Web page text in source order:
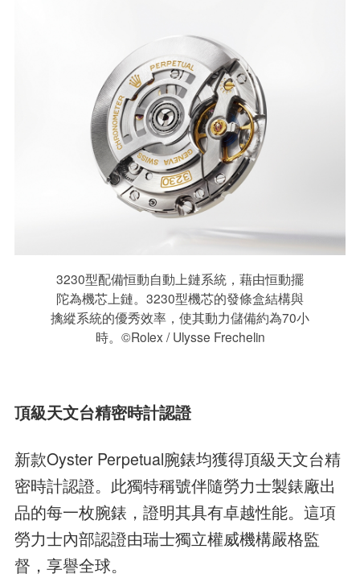
3230型配備恒動自動上鏈系統，藉由恒動擺
陀為機芯上鏈。3230型機芯的發條盒結構與
擒縱系統的優秀效率，使其動力儲備約為70小
時。©Rolex / Ulysse Frechelin
頂級天文台精密時計認證
新款Oyster Perpetual腕錶均獲得頂級天文台精
密時計認證。此獨特稱號伴隨勞力士製錶廠出
品的每一枚腕錶，證明其具有卓越性能。這項
勞力士內部認證由瑞士獨立權威機構嚴格監
督，享譽全球。